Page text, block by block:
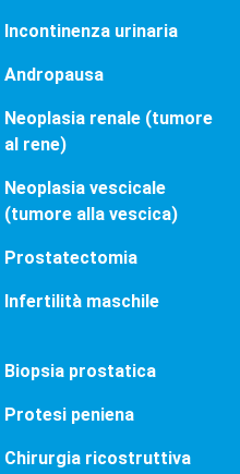
Incontinenza urinaria
Andropausa
Neoplasia renale (tumore
al rene)
Neoplasia vescicale
(tumore alla vescica)
Prostatectomia
Infertilità maschile
Biopsia prostatica
Protesi peniena
Chirurgia ricostruttiva